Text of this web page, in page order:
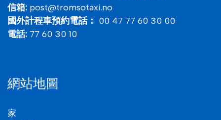
信箱: post@tromsotaxi.no
國外計程車預約電話： 00 47 77 60 30 00
電話: 77 60 30 10
網站地圖
家